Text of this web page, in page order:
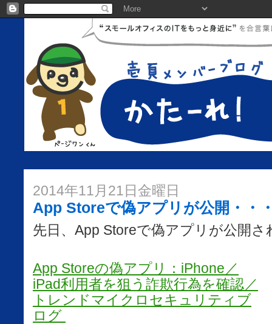
2014年11月21日金曜日
App Storeで偽アプリが公開・・
先日、App Storeで偽アプリが公開
App Storeの偽アプリ：iPhone／
iPad利用者を狙う詐欺行為を確認／
トレンドマイクロセキュリティブ
ログ